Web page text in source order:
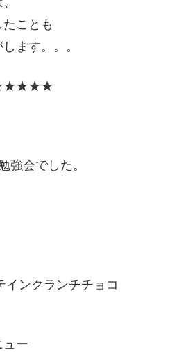
ことも
ます。。。
強会でした。
インクランチチョコ
ュー